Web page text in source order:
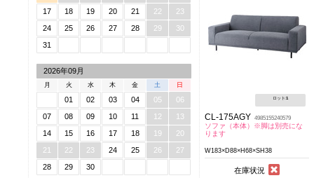
17
18 19 20 21 22
23
24
25 26 27 28 29
30
31
2026年09月
月 火 水 木 金 土 日
01 02 03 04 05
06
07
08 09 10 11 12
13
14
15 16 17 18 19
20
21
22 23 24 25 26
27
28
29 30
ロット:1
CL-175AGY 4985155240579
ソファ（本体）※脚は別売にな
ります
W183×D88×H68×SH38
在庫状況